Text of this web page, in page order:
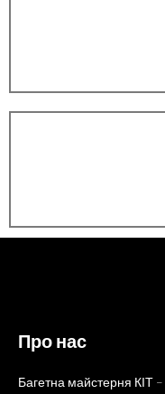
Про нас
Багетна майстерня КІТ –